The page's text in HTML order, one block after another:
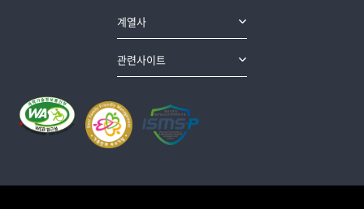
계열사
관련사이트